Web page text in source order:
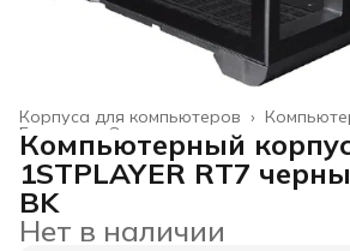
Корпуса для компьютеров ›
Электроника
Главная
Компьютерный
1STPLAYER RT7
BK
Нет в наличии